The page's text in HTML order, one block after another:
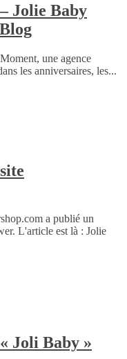
Jolie Baby
une agence
les anniversaires, les...
a publié un
L'article est là : Jolie
Joli Baby »